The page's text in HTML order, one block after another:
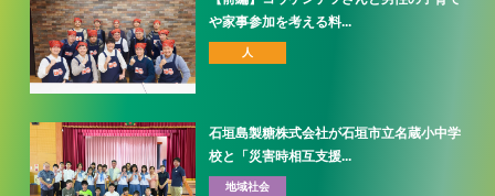
や家事参加を考える料...
人
石垣島製糖株式会社が石垣市立名蔵小中学
校と「災害時相互支援...
地域社会